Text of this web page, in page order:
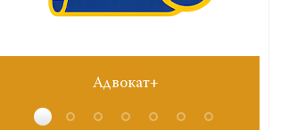
№6 червень 2026